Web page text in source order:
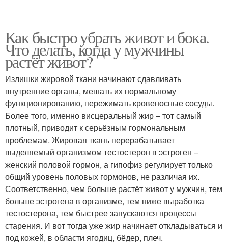
Как быстро убрать живот и бока.
Что делать, когда у мужчины
растёт живот?
Излишки жировой ткани начинают сдавливать
внутренние органы, мешать их нормальному
функционированию, пережимать кровеносные сосуды.
Более того, именно висцеральный жир – тот самый
плотный, приводит к серьёзным гормональным
проблемам. Жировая ткань перерабатывает
выделяемый организмом тестостерон в эстроген –
женский половой гормон, а гипофиз регулирует только
общий уровень половых гормонов, не различая их.
Соответственно, чем больше растёт живот у мужчин, тем
больше эстрогена в организме, тем ниже выработка
тестостерона, тем быстрее запускаются процессы
старения. И вот тогда уже жир начинает откладываться и
под кожей, в области ягодиц, бёдер, плеч.